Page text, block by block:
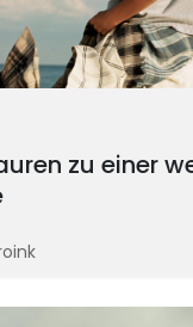
zu einer